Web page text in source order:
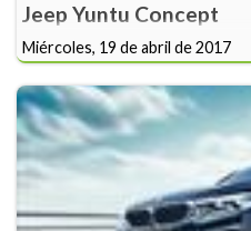
Jeep Yuntu Concept
Miércoles, 19 de abril de 2017